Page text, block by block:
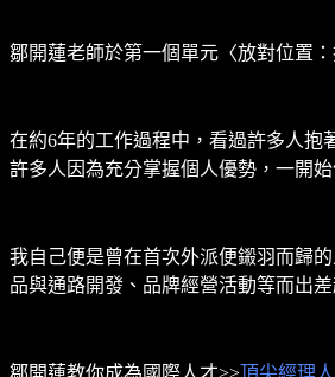
鄒開蓮老師於第一個單元〈放對位置
在約6年的工作過程中，看過許多人抱
許多人因為充分掌握個人優勢，一開
我自己便是曾在首次外派便鎩羽而歸
品與通路開發、品牌經營活動等而出
鄒開蓮教你成為國際人才>>頂尖經理